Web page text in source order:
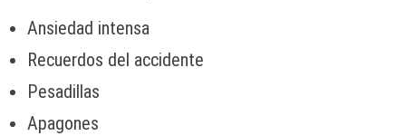
Ansiedad intensa
Recuerdos del accidente
Pesadillas
Apagones